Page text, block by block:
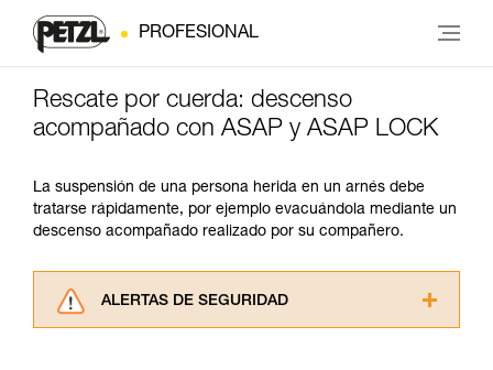
PROFESIONAL
Rescate por cuerda: descenso
acompañado con ASAP y ASAP LOCK
La suspensión de una persona herida en un arnés debe
tratarse rápidamente, por ejemplo evacuándola mediante un
descenso acompañado realizado por su compañero.
ALERTAS DE SEGURIDAD